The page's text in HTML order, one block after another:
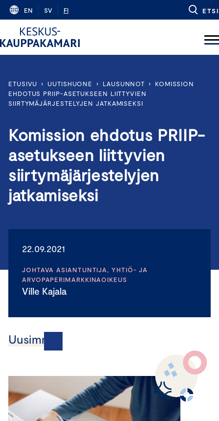
Skip
content
EN SV FI ETSI
ETUSIVU › UUTISHUONE › LAUSUNNOT ›
KOMISSION
EHDOTUS PRIIP-ASETUKSEEN LIITTYVIEN
SIIRTYMÄJÄRJESTELYJEN JATKAMISEKSI
Komission ehdotus PRIIP-
asetukseen liittyvien
siirtymäjärjestelyjen
jatkamiseksi
22.09.2021
JOHTAVA ASIANTUNTIJA, YHTIÖ- JA
ARVOPAPERIMARKKINAOIKEUS
Ville Kajala
Uusimmat